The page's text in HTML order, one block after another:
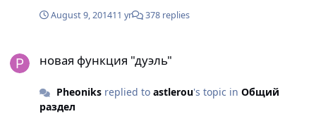
August 9, 201411 yr 378 replies
новая функция "дуэль"
Pheoniksreplied to astlerou's topic in Общий
раздел